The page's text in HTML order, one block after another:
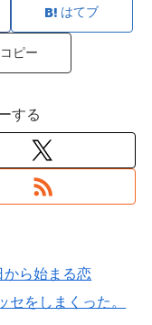
はてブ
コピー
する
から始まる恋
セをしまくった。